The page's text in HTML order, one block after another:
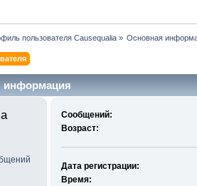
пользователя Causequalia» Основная
информация
Сообщений:
Возраст:
Дата регистрации:
Время: